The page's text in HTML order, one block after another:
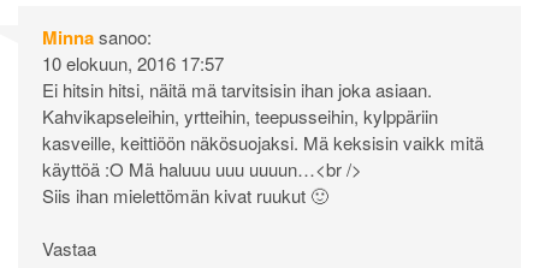
Minnasanoo:
10 elokuun, 2016 17:57
Ei hitsin hitsi, näitä mä tarvitsisin ihan joka asiaan.
Kahvikapseleihin, yrtteihin, teepusseihin, kylppäriin
kasveille, keittiöön näkösuojaksi. Mä keksisin vaikk mitä
käyttöä :O Mä haluuu uuu uuuun…<br />
Siis ihan mielettömän kivat ruukut 🙂
Vastaa